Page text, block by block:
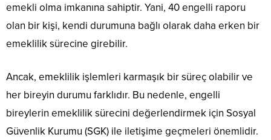
emekli olma imkanına sahiptir. Yani, 40 engelli raporu
olan bir kişi, kendi durumuna bağlı olarak daha erken bir
emeklilik sürecine girebilir.
Ancak, emeklilik işlemleri karmaşık bir süreç olabilir ve
her bireyin durumu farklıdır. Bu nedenle, engelli
bireylerin emeklilik sürecini değerlendirmek için Sosyal
Güvenlik Kurumu (SGK) ile iletişime geçmeleri önemlidir.